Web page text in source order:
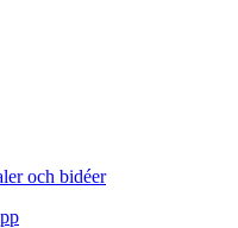
och bidéer